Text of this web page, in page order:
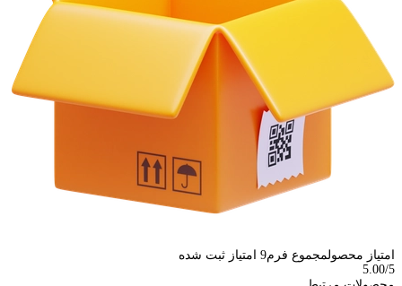
امتیاز محصولمجموع فرم9 امتیاز ثبت شده
5.00/5